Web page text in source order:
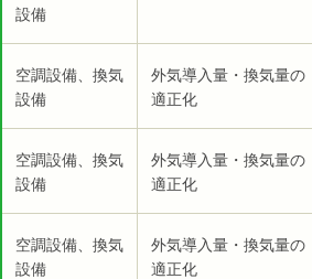
設備
空調設備、換気
設備
外気導入量・換気量の
適正化
空調設備、換気
設備
外気導入量・換気量の
適正化
空調設備、換気
設備
外気導入量・換気量の
適正化